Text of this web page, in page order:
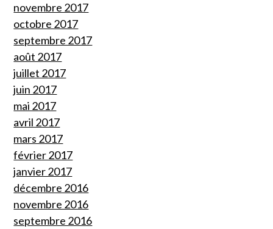
novembre 2017
octobre 2017
septembre 2017
août 2017
juillet 2017
juin 2017
mai 2017
avril 2017
mars 2017
février 2017
janvier 2017
décembre 2016
novembre 2016
septembre 2016